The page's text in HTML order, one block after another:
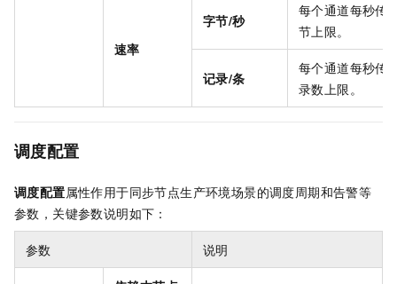
速率
字节/秒
每个通道每秒传
节上限。
记录/条
每个通道每秒传
录数上限。
调度配置
调度配置属性作用于同步节点生产环境场景的调度周期和告警等
参数，关键参数说明如下：
参数 说明